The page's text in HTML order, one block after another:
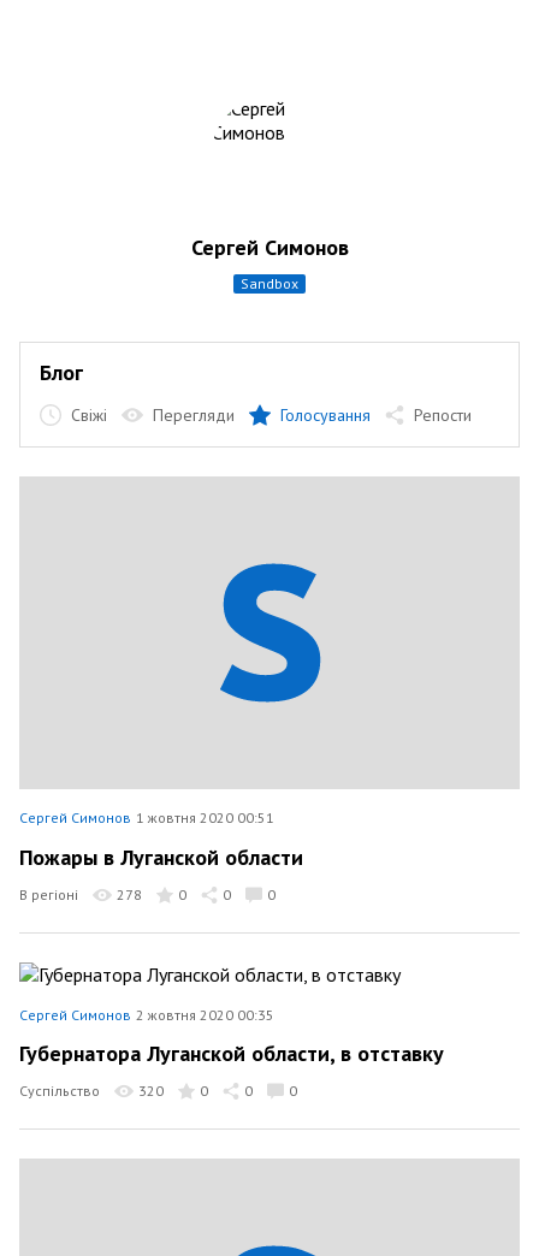
Сергей Симонов
sandbox
Блог
Свіжі Перегляди Голосування Репости
Сергей Симонов 1 жовтня 2020 00:51
Пожары в Луганской области
В регіоні 278 0 0 0
Сергей Симонов 2 жовтня 2020 00:35
Губернатора Луганской области, в отставку
Суспільство 320 0 0 0